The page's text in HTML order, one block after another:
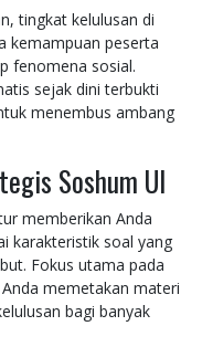
tingkat kelulusan di
kemampuan peserta
fenomena sosial.
sejak dini terbukti
menembus ambang
Soshum UI
memberikan Anda
karakteristik soal yang
Fokus utama pada
memetakan materi
bagi banyak